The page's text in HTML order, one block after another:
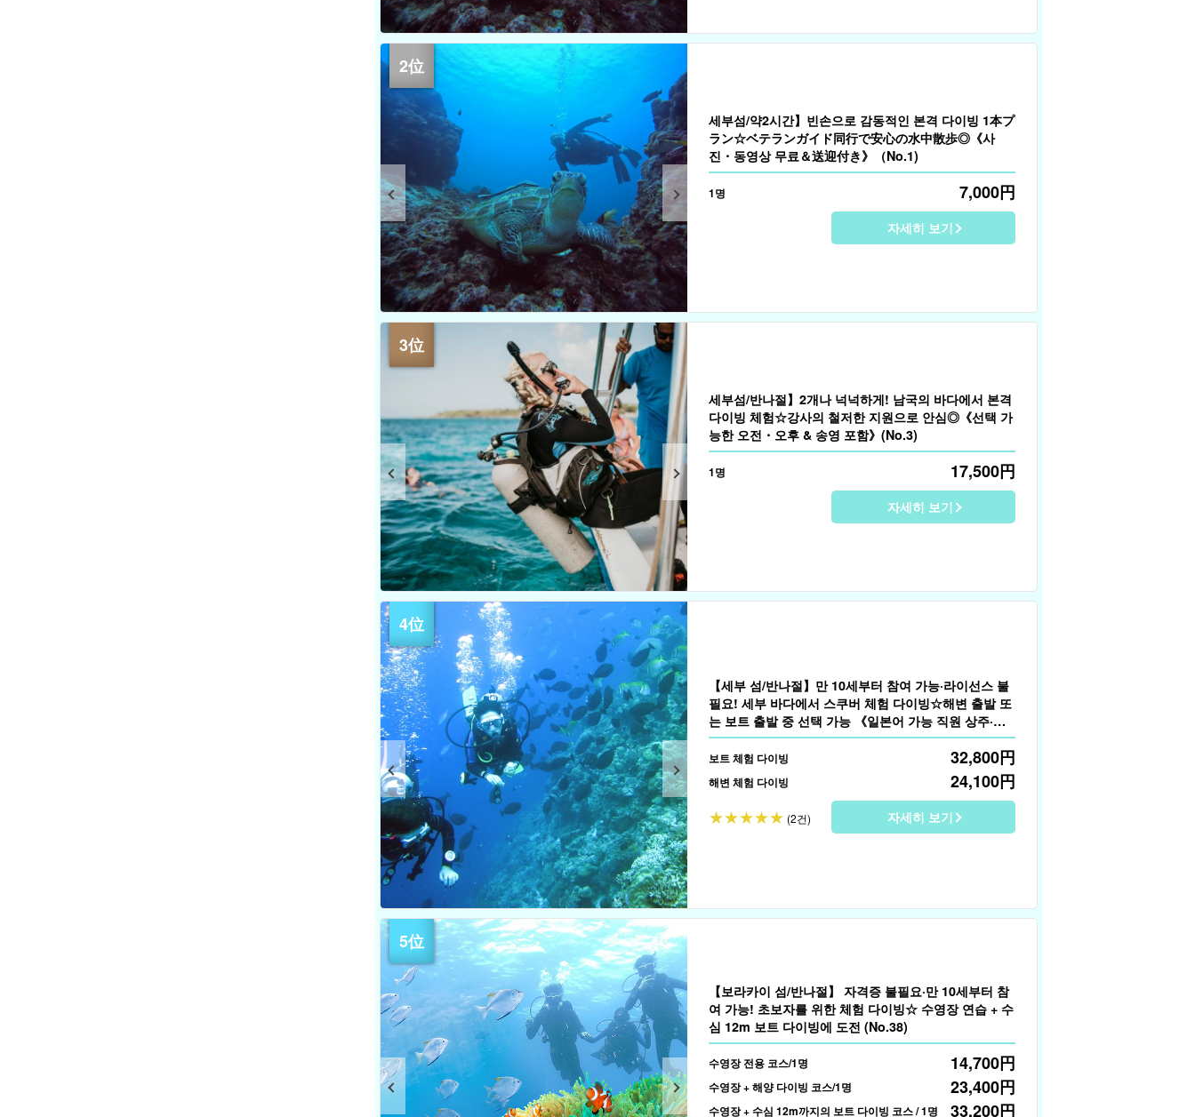
세부섬/약2시간】빈손으로 감동적인 본격 다이빙 1本プ
ラン☆ベテランガイド同行で安心の水中散歩◎《사
진・동영상 무료＆送迎付き》（No.1)
1명 7,000円
자세히 보기
세부섬/반나절】2개나 넉넉하게! 남국의 바다에서 본격
다이빙 체험☆강사의 철저한 지원으로 안심◎《선택 가
능한 오전・오후 & 송영 포함》(No.3)
1명 17,500円
자세히 보기
【세부 섬/반나절】만 10세부터 참여 가능·라이선스 불
필요! 세부 바다에서 스쿠버 체험 다이빙☆해변 출발 또
는 보트 출발 중 선택 가능 《일본어 가능 직원 상주·장
비 포함》（No.45）
보트 체험 다이빙 32,800円
해변 체험 다이빙 24,100円
(2건) 자세히 보기
【보라카이 섬/반나절】 자격증 불필요·만 10세부터 참
여 가능! 초보자를 위한 체험 다이빙☆ 수영장 연습 + 수
심 12m 보트 다이빙에 도전 (No.38)
수영장 전용 코스/1명 14,700円
수영장 + 해양 다이빙 코스/1명 23,400円
수영장 + 수심 12m까지의 보트 다이빙 코스 / 1명 33,200円